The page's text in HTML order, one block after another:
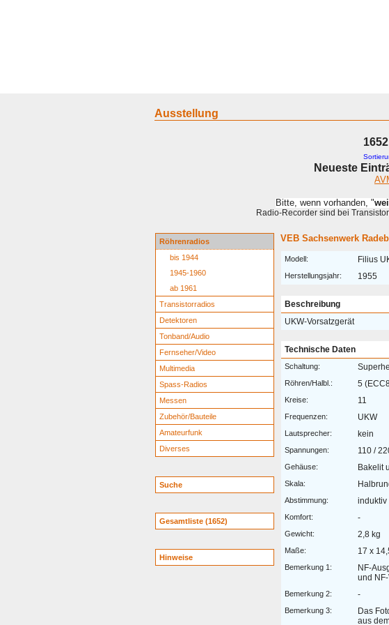
Ausstellung
Neueste
Bitte, wenn vorhanden, "
Radio-Recorder sind bei
Röhrenradios
bis 1944
1945-1960
ab 1961
Transistorradios
Detektoren
Tonband/Audio
Fernseher/Video
Multimedia
Spass-Radios
Messen
Zubehör/Bauteile
Amateurfunk
Diverses
Suche
Gesamtliste (1652)
Hinweise
VEB Sachsenwerk
Modell: Filius
Herstellungsjahr: 1955
Beschreibung
UKW-Vorsatzgerät
Technische Daten
Schaltung:
Röhren/Halbl.: 5
Kreise: 11
Frequenzen: UKW
Lautsprecher: kein
Spannungen: 110 /
Gehäuse: Bakelit
Skala:
Abstimmung: induktiv
Komfort: -
Gewicht: 2,8 kg
Maße: 17 x
Bemerkung 1:
NF-
und
Bemerkung 2: -
Bemerkung 3:
Das
aus